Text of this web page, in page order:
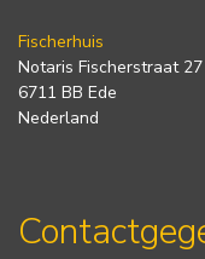
Fischerhuis
Notaris Fischerstraat 27
6711 BB Ede
Nederland